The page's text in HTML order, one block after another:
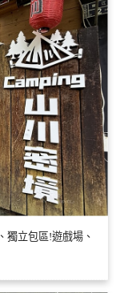
獨立包區!遊戲場、